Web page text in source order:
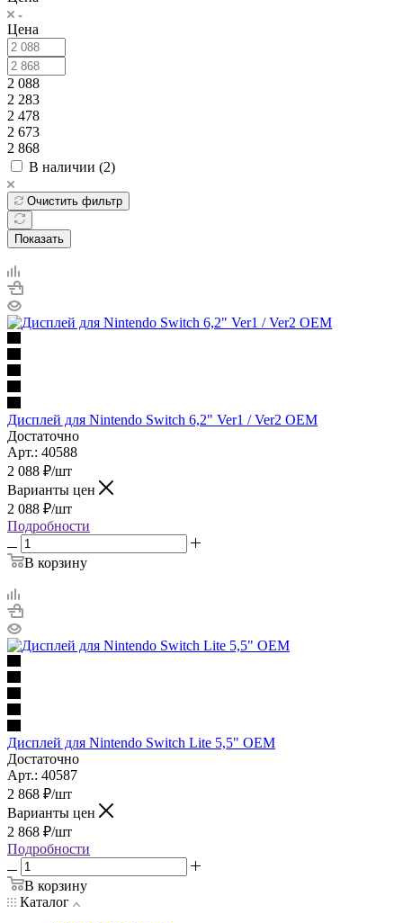
Цена
2 088
2 283
2 478
2 673
2 868
В наличии (2)
Очистить фильтр
Показать
Дисплей для Nintendo Switch 6,2" Ver1 / Ver2 OEM
Достаточно
Арт.: 40588
2 088 ₽/шт
Варианты цен
2 088 ₽/шт
Подробности
В корзину
Дисплей для Nintendo Switch Lite 5,5" OEM
Достаточно
Арт.: 40587
2 868 ₽/шт
Варианты цен
2 868 ₽/шт
Подробности
В корзину
Каталог